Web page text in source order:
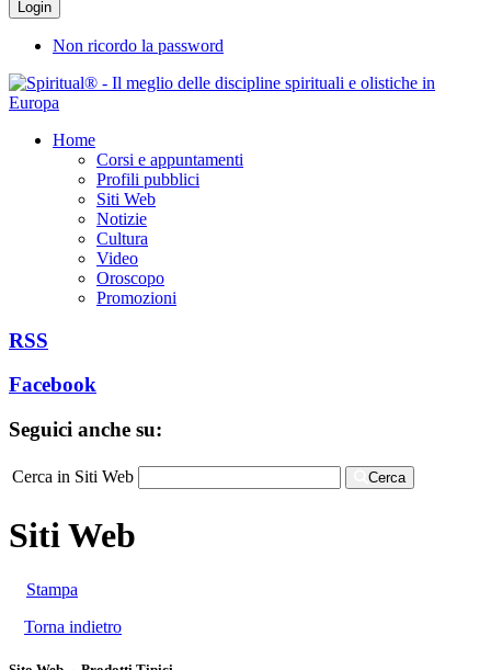
Non ricordo la password
Home
Corsi e appuntamenti
Profili pubblici
Siti Web
Notizie
Cultura
Video
Oroscopo
Promozioni
RSS
Facebook
Seguici anche su:
Cerca in Siti Web Cerca
Siti Web
Stampa
Torna indietro